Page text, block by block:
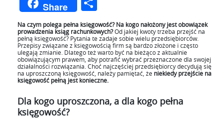
Share
się
Na czym polega pełna księgowość? Na kogo nałożony jest obowiązek
prowadzenia ksiąg rachunkowych?Od jakiej kwoty trzeba przejść na
pełną księgowość? Pytania te zadaje sobie wielu przedsiębiorców.
Przepisy związane z księgowością firm są bardzo złożone i często
ulegają zmianie. Dlatego też warto być na bieżąco z aktualnie
obowiązującym prawem, aby potrafić wybrać przeznaczone dla swojej
działalności rozwiązania. Choć najczęściej przedsiębiorcy decydują się
na uproszczoną księgowość, należy pamiętać, że niekiedy przejście na
księgowość pełną jest konieczne.
Dla kogo uproszczona, a dla kogo pełna
księgowość?